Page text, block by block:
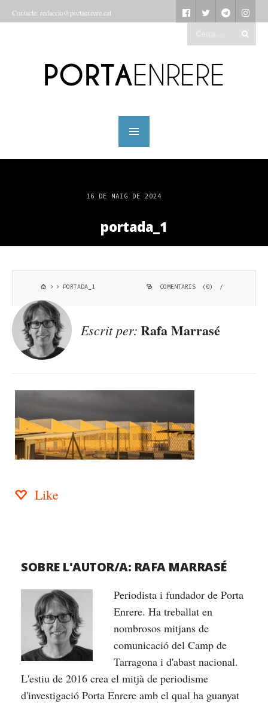
Contacte: redaccio@portaenrere.cat
16 DE MAIG DE 2024
portada_1
PORTADA_1 COMENTARIS (0) /
Escrit per: Rafa Marrasé
Like
SOBRE L'AUTOR/A: RAFA MARRASÉ
Periodista i fundador de Porta
Enrere. Ha treballat en
nombrosos mitjans de
comunicació del Camp de
Tarragona i d'abast nacional.
L'estiu de 2016 crea el mitjà de periodisme
d'investigació Porta Enrere amb el qual ha guanyat